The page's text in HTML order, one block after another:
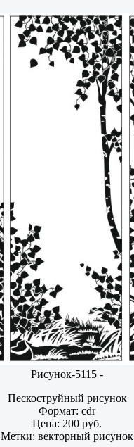
Рисунок-5115 -
Пескоструйный рисунок
Формат: cdr
Цена: 200 руб.
Метки: векторный рисунок